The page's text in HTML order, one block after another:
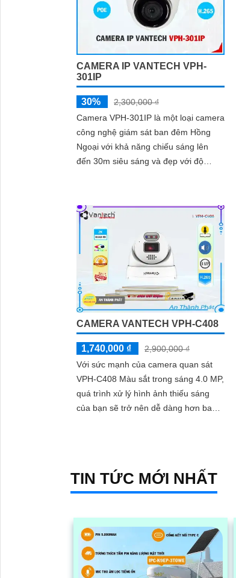
CAMERA IP VANTECH VPH-
301IP
30%
2,300,000 ₫
Camera VPH-301IP là một loại camera
công nghệ giám sát ban đêm Hồng
Ngoại với khả năng chiếu sáng lên
đến 30m siêu sáng và đẹp với độ
CAMERA VANTECH VPH-C408
1,740,000 ₫
2,900,000 ₫
Với sức mạnh của camera quan sát
VPH-C408 Màu sắt trong sáng 4.0 MP,
quá trình xử lý hình ảnh thiếu sáng
của bạn sẽ trở nên dễ dàng hơn bao
TIN TỨC MỚI NHẤT